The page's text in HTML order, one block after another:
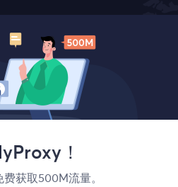
球
加拿大
！
获取500M流量。